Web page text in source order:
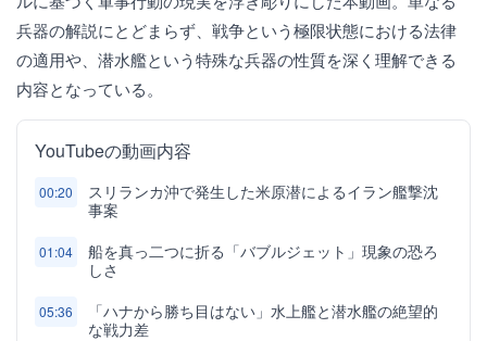
兵器の解説にとどまらず、戦争という極限状態における法律
の適用や、潜水艦という特殊な兵器の性質を深く理解できる
内容となっている。
YouTubeの動画内容
00:20
スリランカ沖で発生した米原潜によるイラン艦撃沈
事案
01:04
船を真っ二つに折る「バブルジェット」現象の恐ろ
しさ
05:36
「ハナから勝ち目はない」水上艦と潜水艦の絶望的
な戦力差